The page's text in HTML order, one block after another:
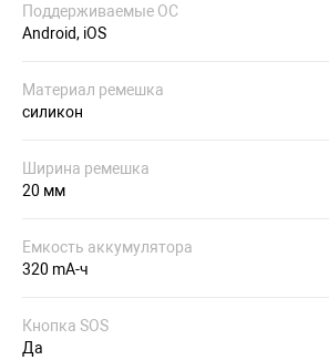
Поддерживаемые ОС
Android, iOS
Материал ремешка
силикон
Ширина ремешка
20 мм
Емкость аккумулятора
320 mA-ч
Кнопка SOS
Да